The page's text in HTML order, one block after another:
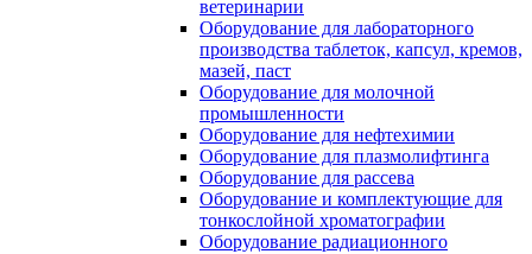
ветеринарии
Оборудование для лабораторного
производства таблеток, капсул, кремов,
мазей, паст
Оборудование для молочной
промышленности
Оборудование для нефтехимии
Оборудование для плазмолифтинга
Оборудование для рассева
Оборудование и комплектующие для
тонкослойной хроматографии
Оборудование радиационного